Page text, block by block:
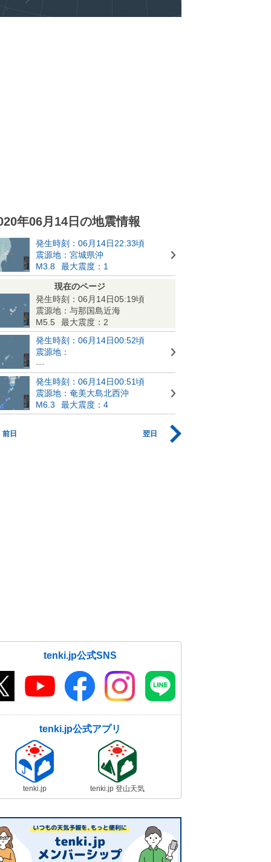
年06月14日の地震情報
発生時刻：06月14日22:33頃
震源地：宮城県沖
M3.8
最大震度：1
現在のページ
発生時刻：06月14日05:19頃
震源地：与那国島近海
M5.5
最大震度：2
発生時刻：06月14日00:52頃
震源地：
---
発生時刻：06月14日00:51頃
震源地：奄美大島北西沖
M6.3
最大震度：4
前日 翌日
tenki.jp公式SNS
tenki.jp公式アプリ
tenki.jp tenki.jp 登山天気